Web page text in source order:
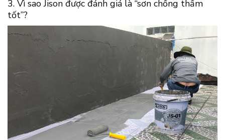
3. Vì sao Jison được đánh giá là “sơn chống thấm
tốt”?